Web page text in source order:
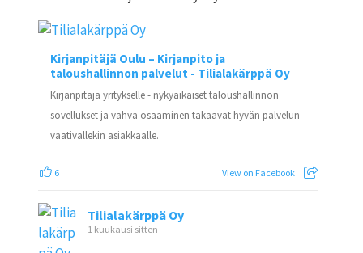
Kirjanpitäjä Oulu – Kirjanpito ja
taloushallinnon palvelut - Tilialakärppä Oy
Kirjanpitäjä yritykselle - nykyaikaiset taloushallinnon
sovellukset ja vahva osaaminen takaavat hyvän palvelun
vaativallekin asiakkaalle.
6 View on Facebook
Tilialakärppä Oy
1 kuukausi sitten